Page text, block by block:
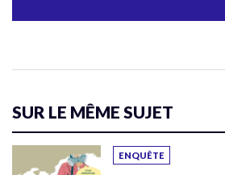
SUR LE MÊME SUJET
ENQUÊTE